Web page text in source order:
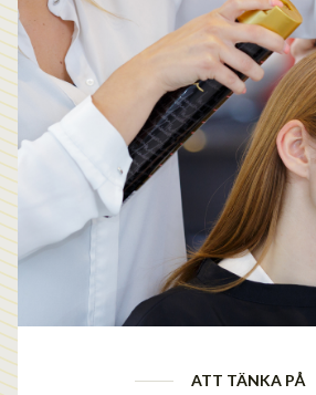
ATT TÄNKA PÅ